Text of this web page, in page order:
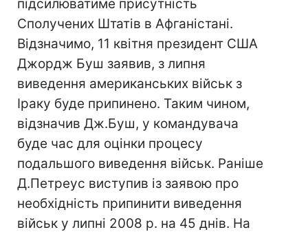
підсилюватиме присутність
Сполучених Штатів в Афганістані.
Відзначимо, 11 квітня президент США
Джордж Буш заявив, з липня
виведення американських військ з
Іраку буде припинено. Таким чином,
відзначив Дж.Буш, у командувача
буде час для оцінки процесу
подальшого виведення військ. Раніше
Д.Петреус виступив із заявою про
необхідність припинити виведення
військ у липні 2008 р. на 45 днів. На